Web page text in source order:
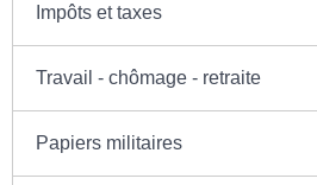
Impôts et taxes
Travail - chômage - retraite
Papiers militaires